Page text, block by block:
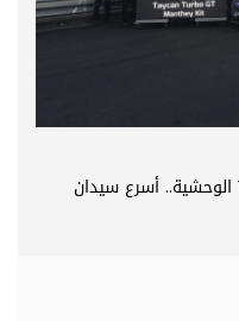
بورشه تطلق Taycan Manthey Kit الوحشية.. أسرع سيدان